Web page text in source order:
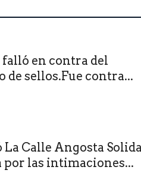
falló en contra del
de sellos.Fue contra...
Calle Angosta
por las intimaciones...